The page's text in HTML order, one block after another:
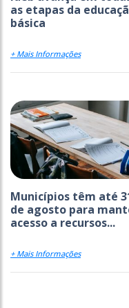
as etapas da
básica
+ Mais Informações
Municípios têm até
de agosto para
acesso a recursos...
+ Mais Informações